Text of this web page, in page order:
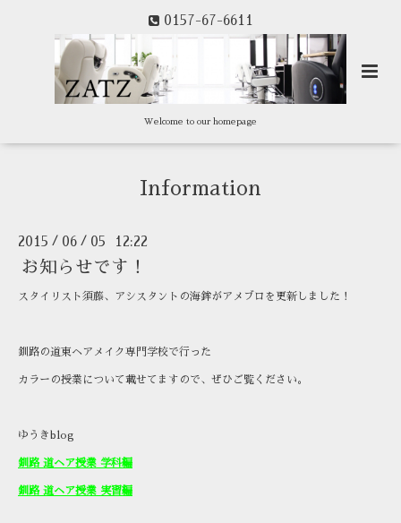
0157-67-6611
Welcome to our homepage
Information
2015 / 06 / 05 12:22
お知らせです！
スタイリスト須藤、アシスタントの海鉾がアメブロを更新しました！
釧路の道東ヘアメイク専門学校で行った
カラーの授業について載せてますので、ぜひご覧ください。
ゆうきblog
釧路 道ヘア授業 学科編
釧路 道ヘア授業 実習編